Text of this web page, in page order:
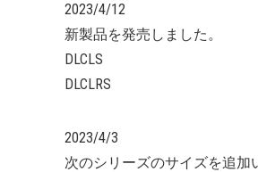
2023/4/12
新製品を発売しました。
DLCLS
DLCLRS
2023/4/3
次のシリーズのサイズを追加